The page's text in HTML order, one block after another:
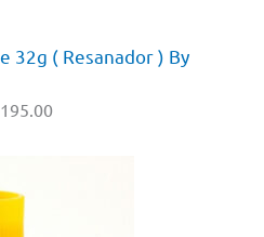
32g ( Resanador ) By
195.00